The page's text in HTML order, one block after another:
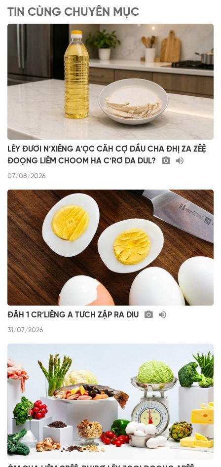
TIN CÙNG CHUYÊN MỤC
LÊY ĐƯƠI N’XIÊNG A’ỌC CĂH CỢ DẦU CHA ĐHỊ ZA ZÊỆ
ĐOỌNG LIÊM CHOOM HA C’RƠ DA DUL?
07/08/2026
ĐĂH 1 CR’LIÊNG A TƯCH ZẬP RA DIU
31/07/2026